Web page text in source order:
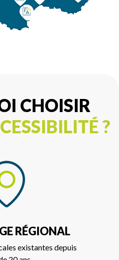
CHOISIR
?
RÉGIONAL
existantes depuis